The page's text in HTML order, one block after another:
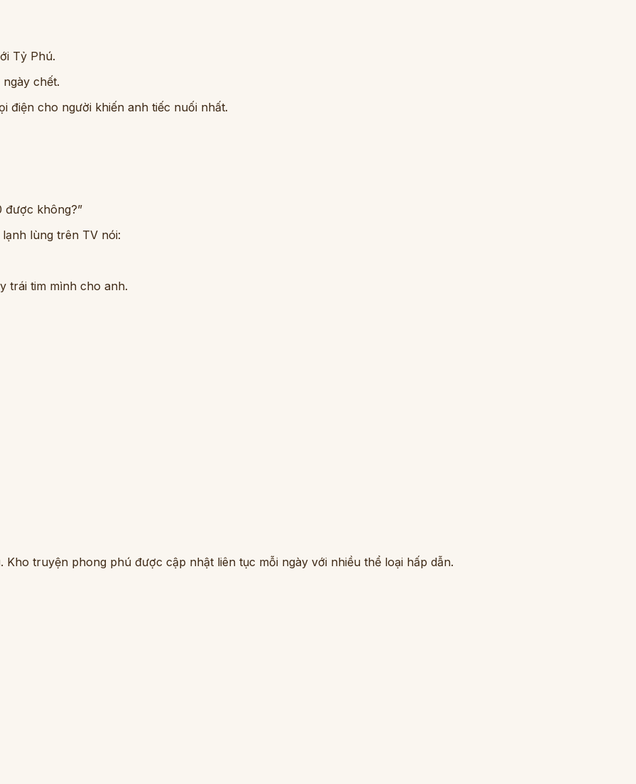
Tỷ Phú.
chết.
điện cho người khiến anh tiếc nuối nhất.
được không?”
lùng trên TV nói:
trái tim mình cho anh.
truyện phong phú được cập nhật liên tục mỗi ngày với nhiều thể loại hấp dẫn.